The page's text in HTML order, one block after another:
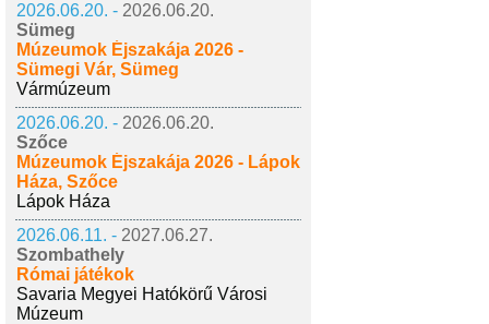
2026.06.20. - 2026.06.20.
Sümeg
Múzeumok Éjszakája 2026 -
Sümegi Vár, Sümeg
Vármúzeum
2026.06.20. - 2026.06.20.
Szőce
Múzeumok Éjszakája 2026 - Lápok
Háza, Szőce
Lápok Háza
2026.06.11. - 2027.06.27.
Szombathely
Római játékok
Savaria Megyei Hatókörű Városi
Múzeum